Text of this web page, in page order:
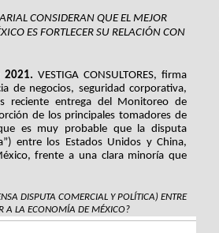
CONSIDERAN QUE EL MEJOR
ES FORTLECER SU RELACIÓN CON
2021. VESTIGA CONSULTORES, firma
de negocios, seguridad corporativa,
reciente entrega del Monitoreo de
de los principales tomadores de
es muy probable que la disputa
entre los Estados Unidos y China,
frente a una clara minoría que
DISPUTA COMERCIAL Y POLÍTICA) ENTRE
A LA ECONOMÍA DE MÉXICO?